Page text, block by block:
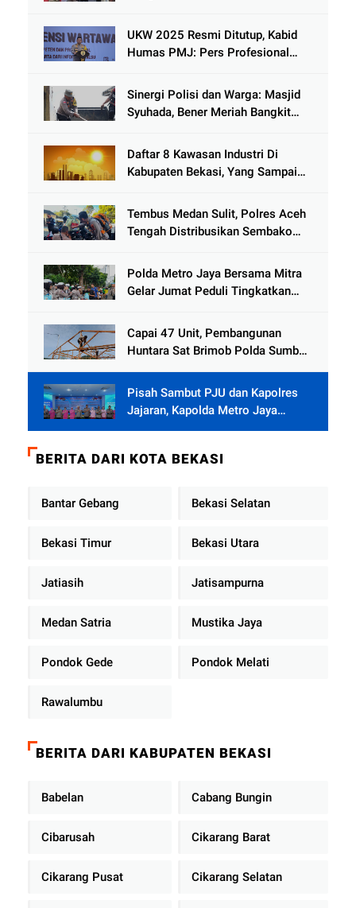
Tamiang
UKW 2025 Resmi Ditutup, Kabid
Humas PMJ: Pers Profesional
Hoaks
Sinergi Polisi dan Warga: Masjid
Syuhada, Bener Meriah Bangkit
Daftar 8 Kawasan Industri Di
Kabupaten Bekasi, Yang Sampai
Tembus Medan Sulit, Polres Aceh
Tengah Distribusikan Sembako
Jamat
Polda Metro Jaya Bersama Mitra
Gelar Jumat Peduli Tingkatkan
Capai 47 Unit, Pembangunan
Huntara Sat Brimob Polda Sumbar
Pisah Sambut PJU dan Kapolres
Jajaran, Kapolda Metro Jaya
Tekankan Pelayanan Publik
BERITA DARI KOTA BEKASI
Bantar Gebang Bekasi Selatan
Bekasi Timur Bekasi Utara
Jatiasih Jatisampurna
Medan Satria Mustika Jaya
Pondok Gede Pondok Melati
Rawalumbu
BERITA DARI KABUPATEN BEKASI
Babelan Cabang Bungin
Cibarusah Cikarang Barat
Cikarang Pusat Cikarang Selatan